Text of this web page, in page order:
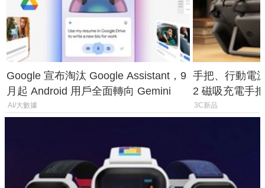
Google 宣布淘汰 Google Assistant，9
月起 Android 用戶全面轉向 Gemini
AI/大數據
手把、行動電
2 磁吸充電手
倍
3C新品